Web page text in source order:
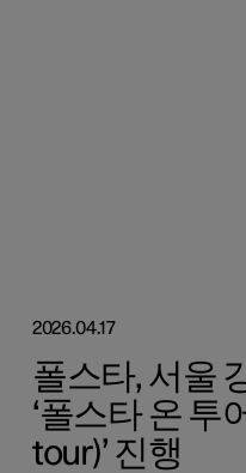
2026.04.17
폴스타, 서울
‘폴스타 온 투
tour)’ 진행